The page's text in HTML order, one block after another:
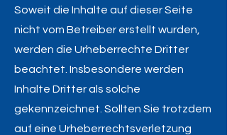
Soweit die Inhalte auf dieser Seite
nicht vom Betreiber erstellt wurden,
werden die Urheberrechte Dritter
beachtet. Insbesondere werden
Inhalte Dritter als solche
gekennzeichnet. Sollten Sie trotzdem
auf eine Urheberrechtsverletzung